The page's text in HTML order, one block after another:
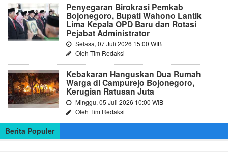
Penyegaran Birokrasi Pemkab
Bojonegoro, Bupati Wahono Lantik
Lima Kepala OPD Baru dan Rotasi
Pejabat Administrator
Selasa, 07 Juli 2026 15:00 WIB
Oleh Tim Redaksi
Kebakaran Hanguskan Dua Rumah
Warga di Campurejo Bojonegoro,
Kerugian Ratusan Juta
Minggu, 05 Juli 2026 10:00 WIB
Oleh Tim Redaksi
Berita Populer